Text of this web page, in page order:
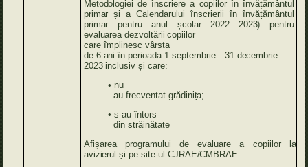
Metodologiei de înscrierea copiilor în învățământul
primar și aCalendarului înscrierii în învățământul
primar
pentru anul școlar 2022—2023)
pentru
evaluarea dezvoltării copiilor
care împlinesc vârsta
de 6aniîn perioada1 septembrie—31 decembrie
2023 inclusivși care:
• nu
aufrecventat grădinița;
• s-au întors
din străinătate
Afișareaprogramului de evaluarea copiilorla
avizierul și pe site-ul CJRAE/CMBRAE